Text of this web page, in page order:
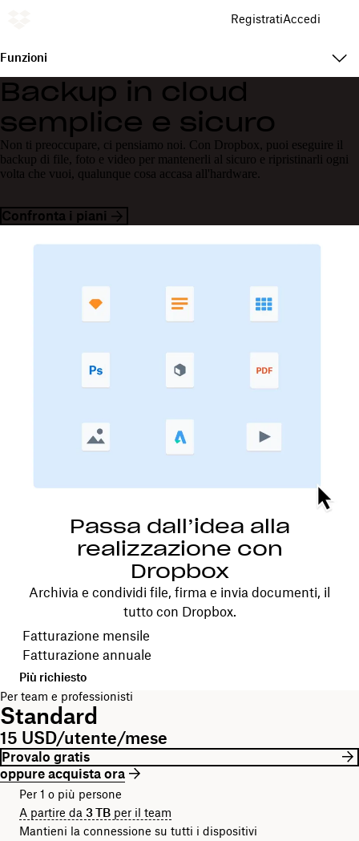
RegistratiAccedi
Funzioni
Backup in cloud
semplice e sicuro
Non ti preoccupare, ci pensiamo noi. Con Dropbox, puoi eseguire il
backup di file, foto e video per mantenerli al sicuro e ripristinarli ogni
volta che vuoi, qualunque cosa accasa all'hardware.
Confronta i piani
Passa dall’idea alla
realizzazione con
Dropbox
Archivia e condividi file, firma e invia documenti, il
tutto con Dropbox.
Scegli il ciclo di fatturazione
Fatturazione mensile
Fatturazione annuale
Più richiesto
Per team e professionisti
Standard
15 USD/utente/mese
Provalo gratis
oppure acquista ora
Per 1 o più persone
A partire da 3 TB per il team
Mantieni la connessione su tutti i dispositivi